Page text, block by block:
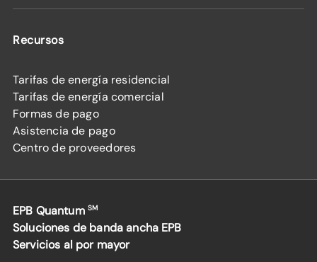
Recursos
Tarifas de energía residencial
Tarifas de energía comercial
Formas de pago
Asistencia de pago
Centro de proveedores
EPB Quantum SM
Soluciones de banda ancha EPB
Servicios al por mayor